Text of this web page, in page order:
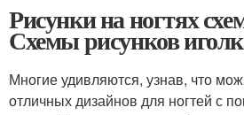
Рисунки на ногтях
Схемы рисунков
Многие удивляются, узнав, что
отличных дизайнов для ногтей с